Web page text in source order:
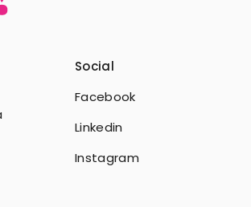
Social
Facebook
Linkedin
Instagram